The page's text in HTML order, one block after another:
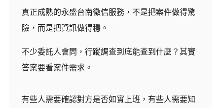
真正成熟的永盛台南徵信服務，不是把案件做得驚
險，而是把資訊做得穩。
不少委託人會問，行蹤調查到底能查到什麼？其實
答案要看案件需求。
有些人需要確認對方是否如實上班，有些人需要知